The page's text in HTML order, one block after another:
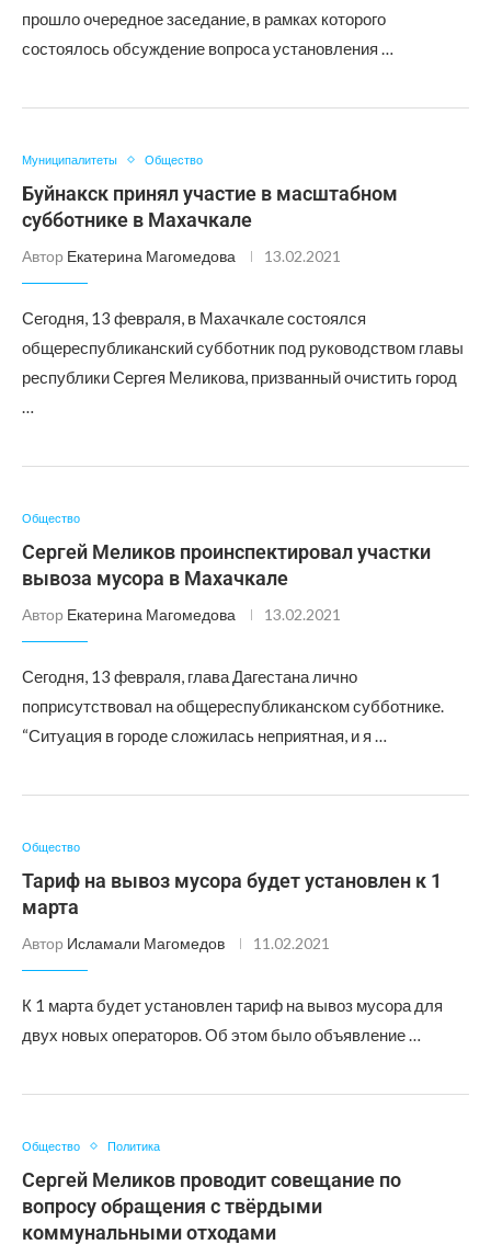
прошло очередное заседание, в рамках которого
состоялось обсуждение вопроса установления …
Муниципалитеты Общество
Буйнакск принял участие в масштабном
субботнике в Махачкале
Автор Екатерина Магомедова 13.02.2021
Сегодня, 13 февраля, в Махачкале состоялся
общереспубликанский субботник под руководством главы
республики Сергея Меликова, призванный очистить город
…
Общество
Сергей Меликов проинспектировал участки
вывоза мусора в Махачкале
Автор Екатерина Магомедова 13.02.2021
Сегодня, 13 февраля, глава Дагестана лично
поприсутствовал на общереспубликанском субботнике.
“Ситуация в городе сложилась неприятная, и я …
Общество
Тариф на вывоз мусора будет установлен к 1
марта
Автор Исламали Магомедов 11.02.2021
К 1 марта будет установлен тариф на вывоз мусора для
двух новых операторов. Об этом было объявление …
Общество Политика
Сергей Меликов проводит совещание по
вопросу обращения с твёрдыми
коммунальными отходами